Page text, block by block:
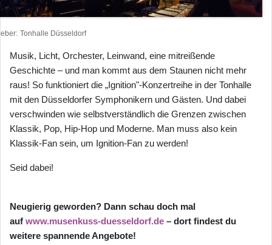
Tonhalle Düsseldorf
Musik, Licht, Orchester, Leinwand, eine mitreißende
Geschichte – und man kommt aus dem Staunen nicht mehr
raus! So funktioniert die „Ignition"-Konzertreihe in der Tonhalle
mit den Düsseldorfer Symphonikern und Gästen. Und dabei
verschwinden wie selbstverständlich die Grenzen zwischen
Klassik, Pop, Hip-Hop und Moderne. Man muss also kein
Klassik-Fan sein, um Ignition-Fan zu werden!
Seid dabei!
Neugierig geworden? Dann schau doch mal
auf www.musenkuss-duesseldorf.de – dort findest du
weitere spannende Angebote!